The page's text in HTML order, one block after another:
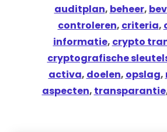
auditplan, beheer,
controleren, criteria,
informatie, crypto
cryptografische
activa, doelen, opslag,
aspecten, transparantie